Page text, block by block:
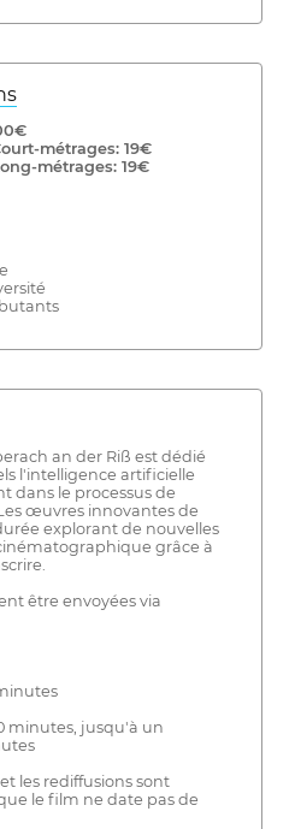
métrages: 19€
métrages: 19€
an der Riß est dédié
l'intelligence artificielle
dans le processus de
œuvres innovantes de
explorant de nouvelles
grâce à
être envoyées via
minutes, jusqu'à un
les rediffusions sont
le film ne date pas de